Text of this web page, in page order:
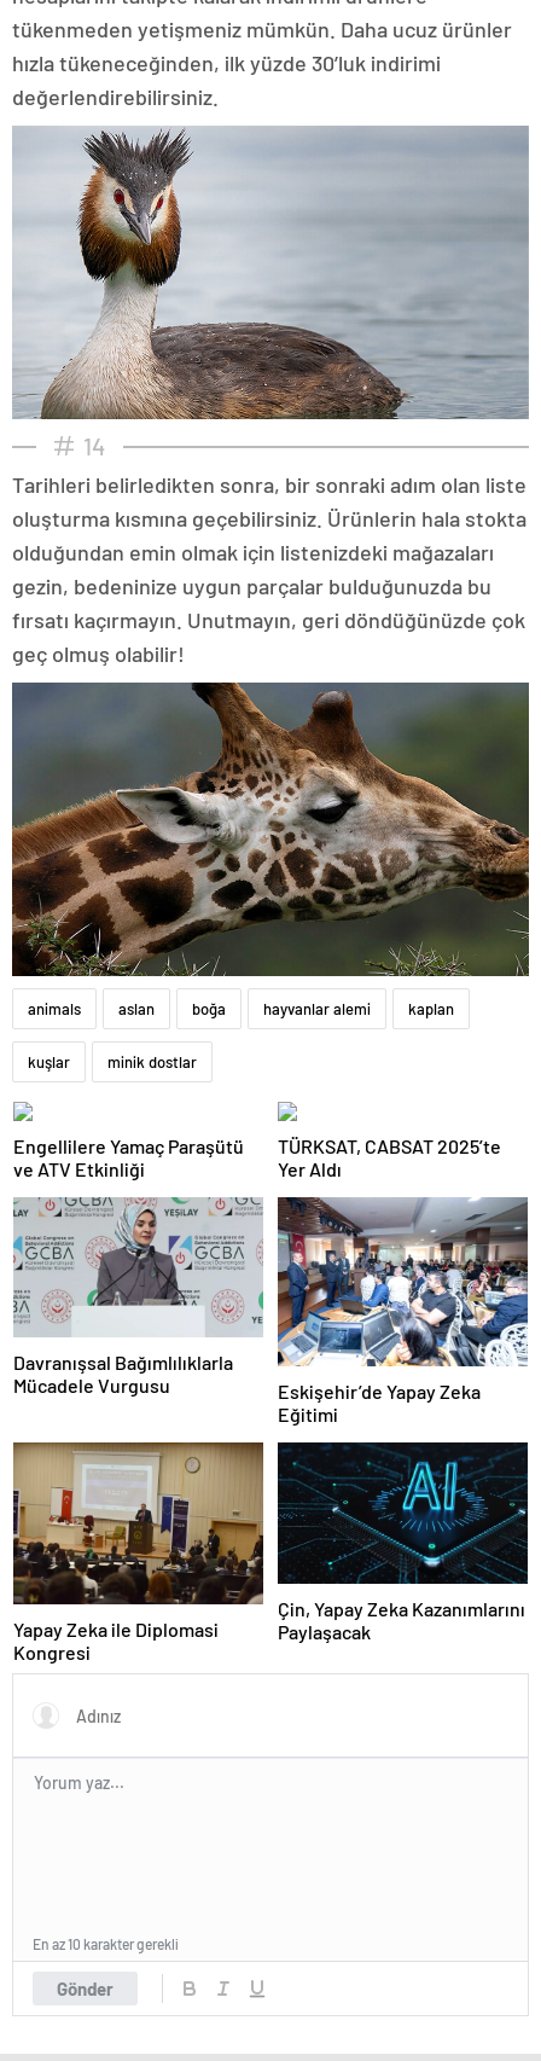
tükenmeden yetişmeniz mümkün. Daha ucuz ürünler
hızla tükeneceğinden, ilk yüzde 30’luk indirimi
değerlendirebilirsiniz.
14
Tarihleri belirledikten sonra, bir sonraki adım olan liste
oluşturma kısmına geçebilirsiniz. Ürünlerin hala stokta
olduğundan emin olmak için listenizdeki mağazaları
gezin, bedeninize uygun parçalar bulduğunuzda bu
fırsatı kaçırmayın. Unutmayın, geri döndüğünüzde çok
geç olmuş olabilir!
animals aslan boğa hayvanlar alemi kaplan
kuşlar minik dostlar
Engellilere Yamaç Paraşütü
ve ATV Etkinliği
TÜRKSAT, CABSAT 2025’te
Yer Aldı
Davranışsal Bağımlılıklarla
Mücadele Vurgusu
Eskişehir’de Yapay Zeka
Eğitimi
Yapay Zeka ile Diplomasi
Kongresi
Çin, Yapay Zeka Kazanımlarını
Paylaşacak
Gönder
En az 10 karakter gerekli